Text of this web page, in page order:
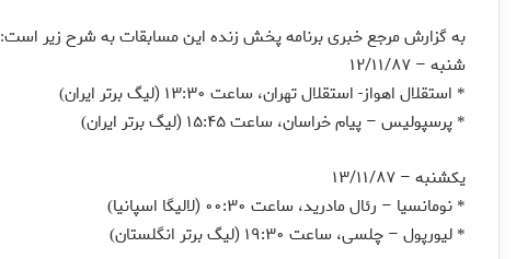
به گزارش مرجع خبری برنامه پخش زنده این مسابقات به شرح زیر است:
شنبه – ۱۲/۱۱/۸۷
* استقلال اهواز- استقلال تهران، ساعت ۱۳:۳۰ (لیگ برتر ایران
)
* پرسپولیس – پیام خراسان، ساعت ۱۵:۴۵ (لیگ برتر ایران )
یکشنبه – ۱۳/۱۱/۸۷
* نومانسیا – رئال مادرید، ساعت ۰۰:۳۰ (لالیگا اسپانیا
)
* لیورپول – چلسی، ساعت ۱۹:۳۰ (لیگ برتر انگلستان )